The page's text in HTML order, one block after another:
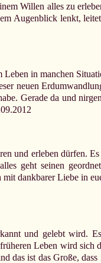
Willen alles zu
Augenblick lenkt,
in manchen
neuen
Gerade da und
und erleben dürfen.
geht seinen
dankbarer Liebe in
und gelebt wird.
Leben wird sich
das ist das Große,